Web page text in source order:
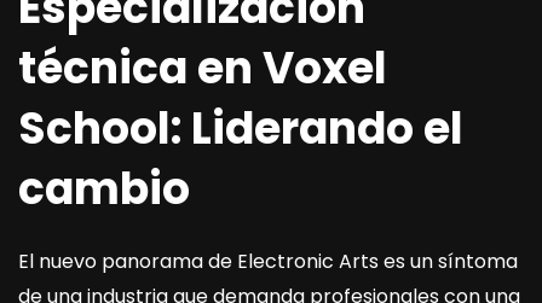
técnica en Voxel
School: Liderando el
cambio
El nuevo panorama de Electronic Arts es un síntoma
de una industria que demanda profesionales con una